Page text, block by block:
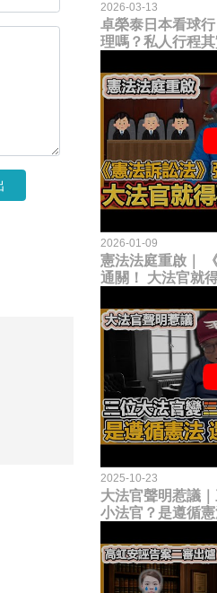
2026-03-13
卓榮泰日本看球
理嗎？私人行程
2026-01-09
憲法法庭重啟｜
通關！ 大法官就
2025-10-23
大法官聲明惹議
小法官？是遵循